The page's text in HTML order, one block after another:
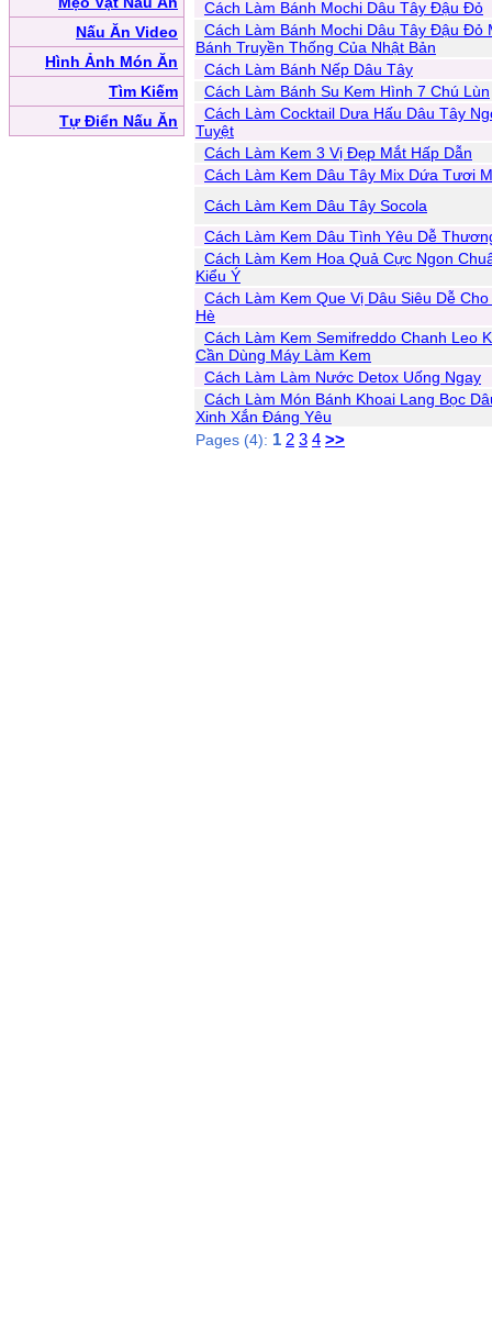
Nấu Ăn Video
Hình Ảnh Món Ăn
Tìm Kiếm
Tự Điển Nấu Ăn
Cách Làm Bánh Mochi Dâu Tây Đậu Đỏ
Cách Làm Bánh Mochi Dâu Tây Đậu Đỏ
Bánh Truyền Thống Của Nhật Bản
Cách Làm Bánh Nếp Dâu Tây
Cách Làm Bánh Su Kem Hình 7 Chú Lùn
Cách Làm Cocktail Dưa Hấu Dâu Tây
Tuyệt
Cách Làm Kem 3 Vị Đẹp Mắt Hấp Dẫn
Cách Làm Kem Dâu Tây Mix Dứa Tươi
Cách Làm Kem Dâu Tây Socola
Cách Làm Kem Dâu Tình Yêu Dễ
Cách Làm Kem Hoa Quả Cực Ngon
Kiểu Ý
Cách Làm Kem Que Vị Dâu Siêu Dễ
Hè
Cách Làm Kem Semifreddo Chanh Leo
Cần Dùng Máy Làm Kem
Cách Làm Làm Nước Detox Uống Ngay
Cách Làm Món Bánh Khoai Lang Bọc
Xinh Xắn Đáng Yêu
Pages (4): 1 2 3 4 >>